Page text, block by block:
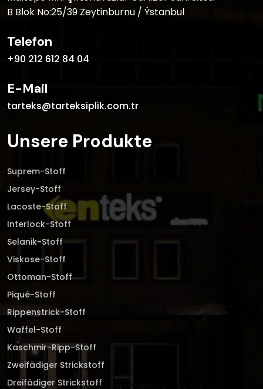
B Blok No:25/39 Zeytinburnu / Ýstanbul
Telefon
+90 212 612 84 04
E-Mail
tarteks@tarteksiplik.com.tr
Unsere Produkte
Suprem-Stoff
Jersey-Stoff
Lacoste-Stoff
Interlock-Stoff
Selanik-Stoff
Viskose-Stoff
Ottoman-Stoff
Piqué-Stoff
Rippenstrick-Stoff
Waffel-Stoff
Kaschmir-Ripp-Stoff
Zweifädiger Strickstoff
Dreifädiger Strickstoff